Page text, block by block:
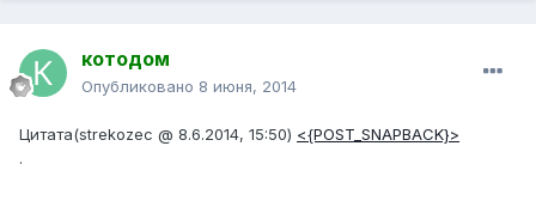
котодом
Опубликовано 8 июня, 2014
Цитата(strekozec @ 8.6.2014, 15:50) <{POST_SNAPBACK}>
.